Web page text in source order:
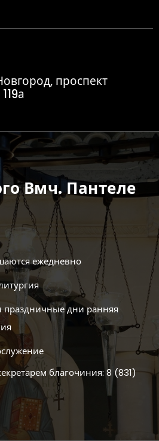
проспект
Вмч. Пантеле
ежедневно
праздничные дни ранняя
благочиния: 8 (831)